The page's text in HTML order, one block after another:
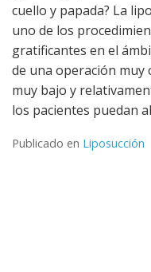
cuello y papada? La
uno de los
gratificantes en el
de una operación muy
muy bajo y
los pacientes puedan
Publicado en Liposucción